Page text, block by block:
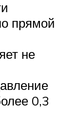
прямой
не
0,3